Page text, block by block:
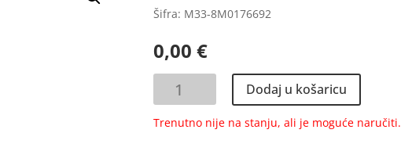
Šifra: M33-8M0176692
0,00 €
SVJEĆICA
količina
Dodaj u košaricu
Trenutno nije na stanju, ali je moguće naručiti.